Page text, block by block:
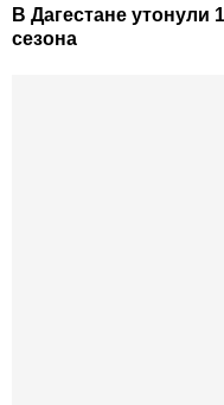
В Дагестане утонули
сезона